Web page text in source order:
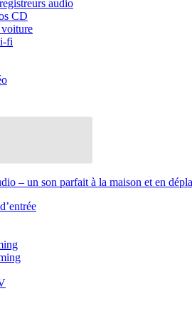
audio
CD
fi
– un son parfait à la maison et en